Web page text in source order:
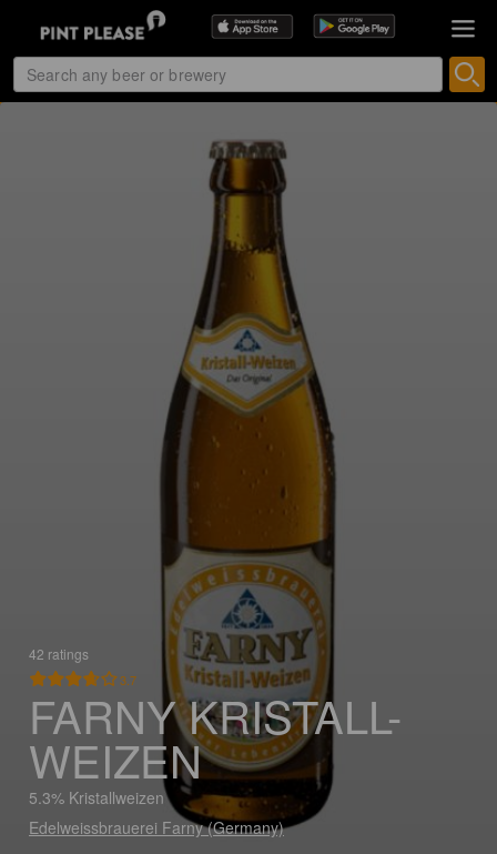
42 ratings
3.7
FARNY KRISTALL-
WEIZEN
5.3% Kristallweizen
Edelweissbrauerei Farny (Germany)